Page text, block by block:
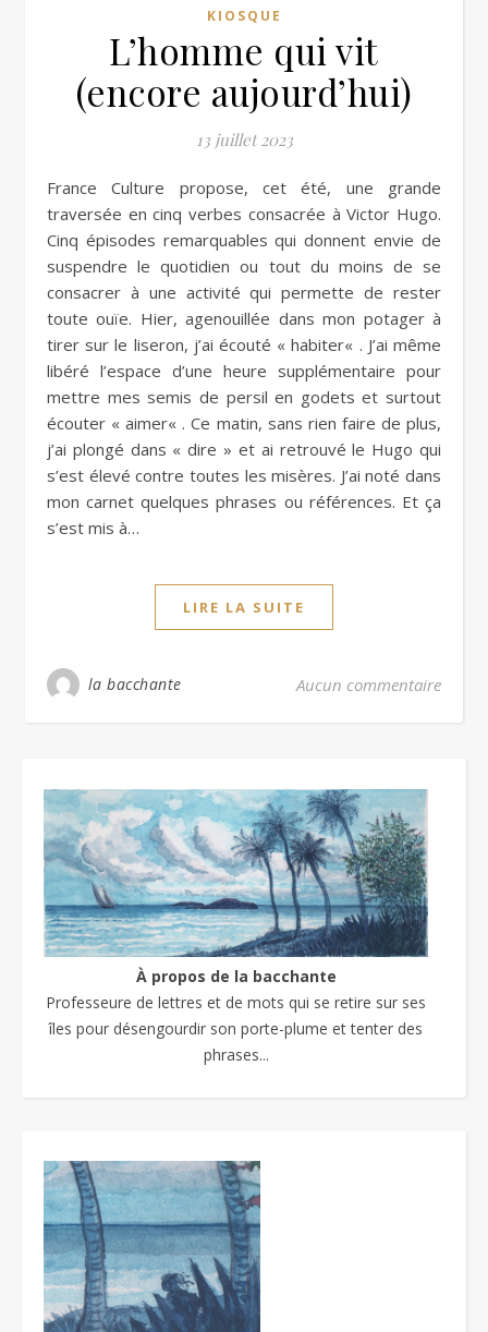
KIOSQUE
L’homme qui vit
(encore aujourd’hui)
13 juillet 2023
France Culture propose, cet été, une grande
traversée en cinq verbes consacrée à Victor Hugo.
Cinq épisodes remarquables qui donnent envie de
suspendre le quotidien ou tout du moins de se
consacrer à une activité qui permette de rester
toute ouïe. Hier, agenouillée dans mon potager à
tirer sur le liseron, j’ai écouté « habiter« . J’ai même
libéré l’espace d’une heure supplémentaire pour
mettre mes semis de persil en godets et surtout
écouter « aimer« . Ce matin, sans rien faire de plus,
j’ai plongé dans « dire » et ai retrouvé le Hugo qui
s’est élevé contre toutes les misères. J’ai noté dans
mon carnet quelques phrases ou références. Et ça
s’est mis à…
LIRE LA SUITE
la bacchante Aucun commentaire
À propos de la bacchante
Professeure de lettres et de mots qui se retire sur ses
îles pour désengourdir son porte-plume et tenter des
phrases...